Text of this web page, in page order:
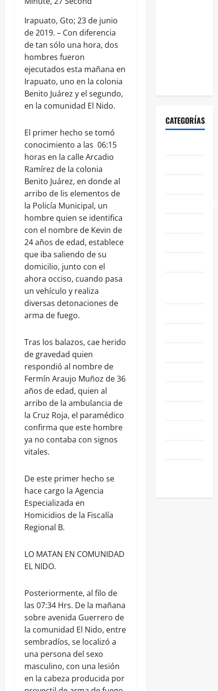
Irapuato, Gto; 23 de junio
de 2019. – Con diferencia
de tan sólo una hora, dos
hombres fueron
ejecutados esta mañana en
Irapuato, uno en la colonia
Benito Juárez y el segundo,
en la comunidad El Nido.
El primer hecho se tomó
conocimiento a las 06:15
horas en la calle Arcadio
Ramírez de la colonia
Benito Juárez, en donde al
arribo de lis elementos de
la Policía Municipal, un
hombre quien se identifica
con el nombre de Kevin de
24 años de edad, establece
que iba saliendo de su
domicilio, junto con el
ahora occiso, cuando pasa
un vehículo y realiza
diversas detonaciones de
arma de fuego.
Tras los balazos, cae herido
de gravedad quien
respondió al nombre de
Fermín Araujo Muñoz de 36
años de edad, quien al
arribo de la ambulancia de
la Cruz Roja, el paramédico
confirma que este hombre
ya no contaba con signos
vitales.
De este primer hecho se
hace cargo la Agencia
Especializada en
Homicidios de la Fiscalía
Regional B.
LO MATAN EN COMUNIDAD
EL NIDO.
Posteriormente, al filo de
las 07:34 Hrs. De la mañana
sobre avenida Guerrero de
la comunidad El Nido, entre
sembradíos, se localizó a
una persona del sexo
masculino, con una lesión
en la cabeza producida por
CATEGORÍAS